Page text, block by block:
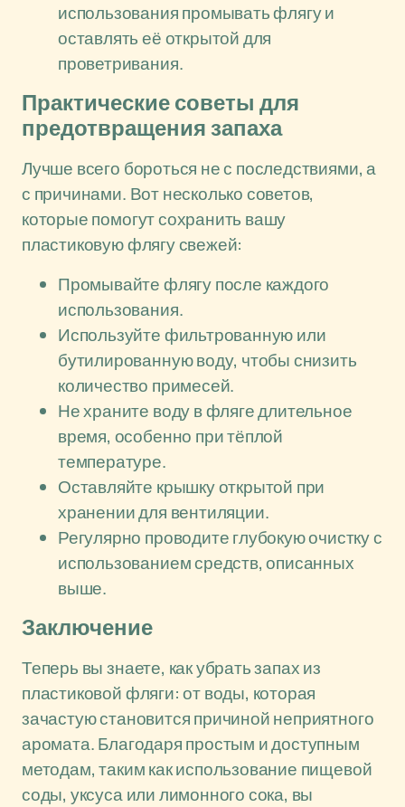
использования промывать флягу и
оставлять её открытой для
проветривания.
Практические советы для
предотвращения запаха
Лучше всего бороться не с последствиями, а
с причинами. Вот несколько советов,
которые помогут сохранить вашу
пластиковую флягу свежей:
Промывайте флягу после каждого
использования.
Используйте фильтрованную или
бутилированную воду, чтобы снизить
количество примесей.
Не храните воду в фляге длительное
время, особенно при тёплой
температуре.
Оставляйте крышку открытой при
хранении для вентиляции.
Регулярно проводите глубокую очистку с
использованием средств, описанных
выше.
Заключение
Теперь вы знаете, как убрать запах из
пластиковой фляги: от воды, которая
зачастую становится причиной неприятного
аромата. Благодаря простым и доступным
методам, таким как использование пищевой
соды, уксуса или лимонного сока, вы